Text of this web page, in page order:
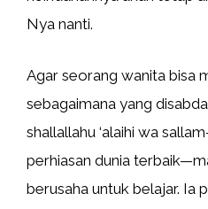
Nya nanti.
Agar seorang wanita bisa
sebagaimana yang
shallallahu ‘alaihi wa
perhiasan dunia
berusaha untuk belajar. Ia